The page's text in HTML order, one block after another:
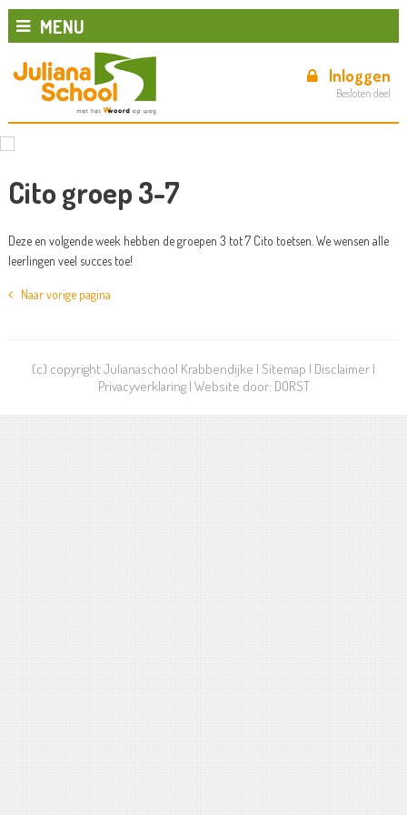
MENU
Inloggen
Besloten deel
Cito groep 3-7
Deze en volgende week hebben de groepen 3 tot 7 Cito toetsen. We wensen alle
leerlingen veel succes toe!
Naar vorige pagina
(c) copyright Julianaschool Krabbendijke | Sitemap | Disclaimer |
Privacyverklaring| Website door: DORST